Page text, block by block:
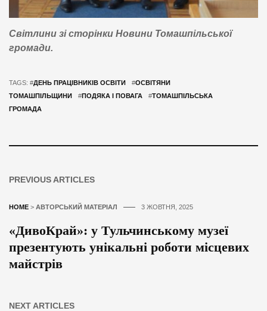
Світлини зі сторінки Новини Томашпільської
громади.
TAGS: #ДЕНЬ ПРАЦІВНИКІВ ОСВІТИ #ОСВІТЯНИ
ТОМАШПІЛЬЩИНИ
#ПОДЯКА І ПОВАГА #ТОМАШПІЛЬСЬКА
ГРОМАДА
PREVIOUS ARTICLES
HOME > АВТОРСЬКИЙ МАТЕРІАЛ 3 ЖОВТНЯ, 2025
«ДивоКрай»: у Тульчинському музеї
презентують унікальні роботи місцевих
майстрів
NEXT ARTICLES